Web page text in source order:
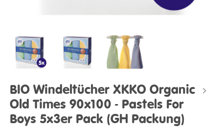
BIO Windeltücher XKKO Organic
Old Times 90x100 - Pastels For
Boys 5x3er Pack (GH Packung)